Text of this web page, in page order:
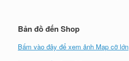
Bản đồ đến Shop
Bấm vào đây để xem ảnh Map cỡ lớn